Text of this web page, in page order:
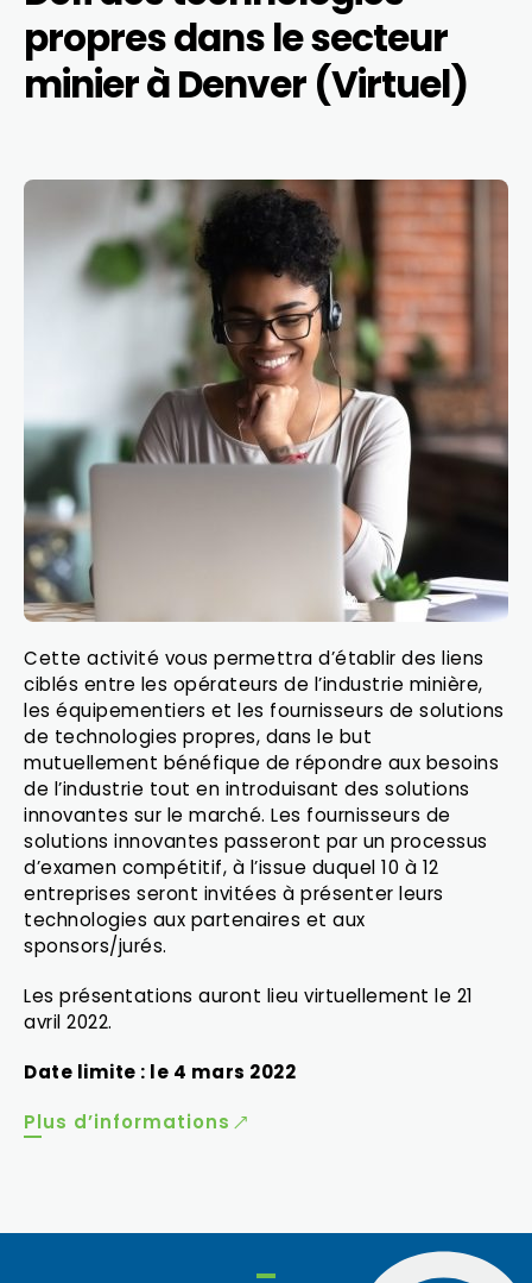
propres dans le secteur
minier à Denver (Virtuel)
Cette activité vous permettra d’établir des liens
ciblés entre les opérateurs de l’industrie minière,
les équipementiers et les fournisseurs de solutions
de technologies propres, dans le but
mutuellement bénéfique de répondre aux besoins
de l’industrie tout en introduisant des solutions
innovantes sur le marché. Les fournisseurs de
solutions innovantes passeront par un processus
d’examen compétitif, à l’issue duquel 10 à 12
entreprises seront invitées à présenter leurs
technologies aux partenaires et aux
sponsors/jurés.
Les présentations auront lieu virtuellement le 21
avril 2022.
Date limite : le 4 mars 2022
Plus d’informations